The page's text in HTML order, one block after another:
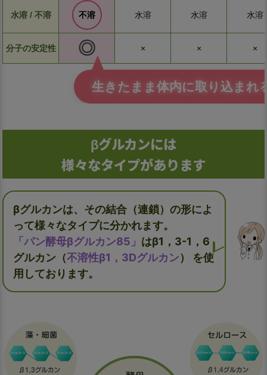
水溶 / 不溶 不溶 水溶 水溶 水溶
分子の安定性 ◎ × × ×
生きたまま体内に取り込まれ
βグルカンには
様々なタイプがあります
βグルカンは、その結合（連鎖）の形によ
って様々なタイプに分かれます。
「パン酵母βグルカン85」 はβ1，3-1，6
グルカン（不溶性β1，3Dグルカン）
を使
用しております。